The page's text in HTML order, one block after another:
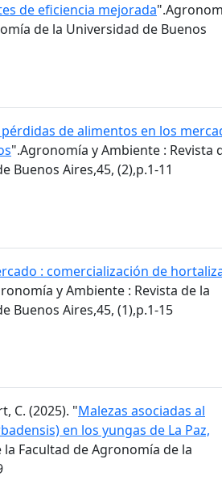
de eficiencia mejorada
de la Universidad de Buenos
de alimentos en los
".Agronomía y Ambiente : Revista
Buenos Aires,45, (2),p.1-11
: comercialización de
y Ambiente : Revista de la
Buenos Aires,45, (1),p.1-15
C. (2025). "Malezas asociadas al
en los yungas de La Paz,
Facultad de Agronomía de la